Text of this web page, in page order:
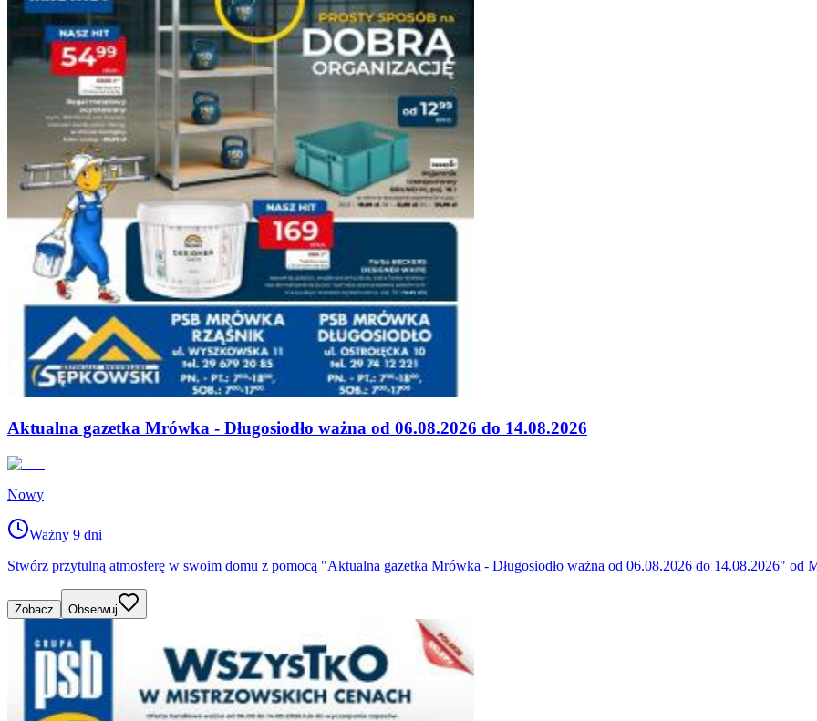
Aktualna gazetka Mrówka - Długosiodło ważna od 06.08.2026 do 14.08.2026
Nowy
Ważny 9 dni
Stwórz przytulną atmosferę w swoim domu z pomocą "Aktualna gazetka Mrówka - Długosiodło ważna od 06.08.2026 do 14.08.2026" od
Zobacz Obserwuj